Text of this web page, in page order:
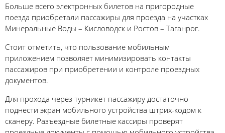
Больше всего электронных билетов на пригородные
поезда приобретали пассажиры для проезда на участках
Минеральные Воды – Кисловодск и Ростов – Таганрог.
Стоит отметить, что пользование мобильным
приложением позволяет минимизировать контакты
пассажиров при приобретении и контроле проездных
документов.
Для прохода через турникет пассажиру достаточно
поднести экран мобильного устройства штрих-кодом к
сканеру. Разъездные билетные кассиры проверят